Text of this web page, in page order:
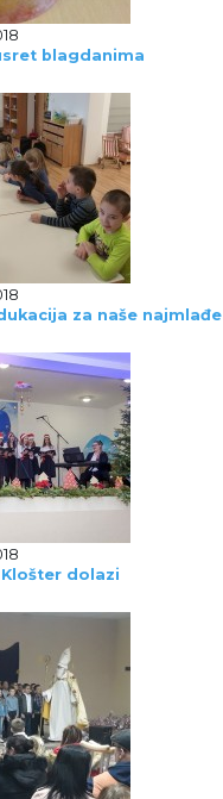
blagdanima
za naše najmlađe
dolazi